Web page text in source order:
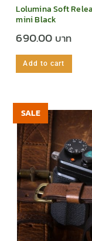
Lolumina Soft
mini Black
690.00
Add to cart
SALE